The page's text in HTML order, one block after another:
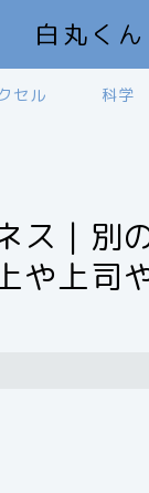
白丸くん
セル 科学
ス｜別
や上司